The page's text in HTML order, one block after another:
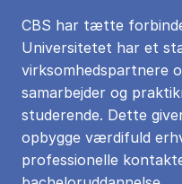
CBS har tætte
Universitetet har et
virksomhedspartnere
samarbejder og
studerende. Dette
opbygge værdifuld
professionelle